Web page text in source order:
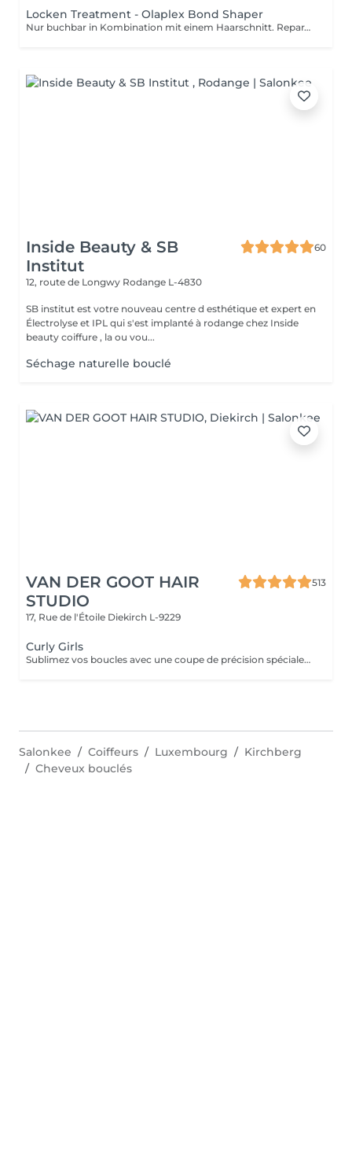
Locken Treatment - Olaplex Bond Shaper
Nur buchbar in Kombination mit einem Haarschnitt. Reparatur, Definition & Aufbau für deine Locken! Ein einzigartiges Pflegeritual die mit dem natürlichen Lockenmuster arbeitet und so die Struktur der Locken formt und stärkt. Für alle Arten von natürlichen Wellen, Locken & Naturkrause.
Inside Beauty & SB
Institut
60
12, route de Longwy Rodange L-4830
SB institut est votre nouveau centre d esthétique et expert en
Électrolyse et IPL qui s'est implanté à rodange chez Inside
beauty coiffure , la ou vou...
Séchage naturelle bouclé
VAN DER GOOT HAIR
STUDIO
513
17, Rue de l'Étoile Diekirch L-9229
Curly Girls
Sublimez vos boucles avec une coupe de précision spécialement adaptée à leur structure naturelle. Nous commençons par une consultation détaillée afin de comprendre votre type de boucles, votre mode de vie et vos objectifs capillaires, et de vous conseiller la routine idéale à la maison. Vos cheveux bénéficient ensuite d'un lavage ultra-hydratant, suivi d'une coupe pensée pour mettre en valeur la forme, le rebond et la définition de vos boucles. Selon les besoins, la coupe peut également être réalisée sur cheveux secs et au naturel. La finition au diffuseur apporte définition, légèreté et mouvement pour des boucles parfaitement sculptées et pleines de vie.
Salonkee Coiffeurs Luxembourg
Kirchberg
Cheveux bouclés